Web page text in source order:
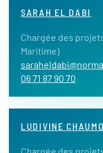
SARAH EL DABI
Chargée des
Maritime)
06 71 87 90 70
LUDIVINE